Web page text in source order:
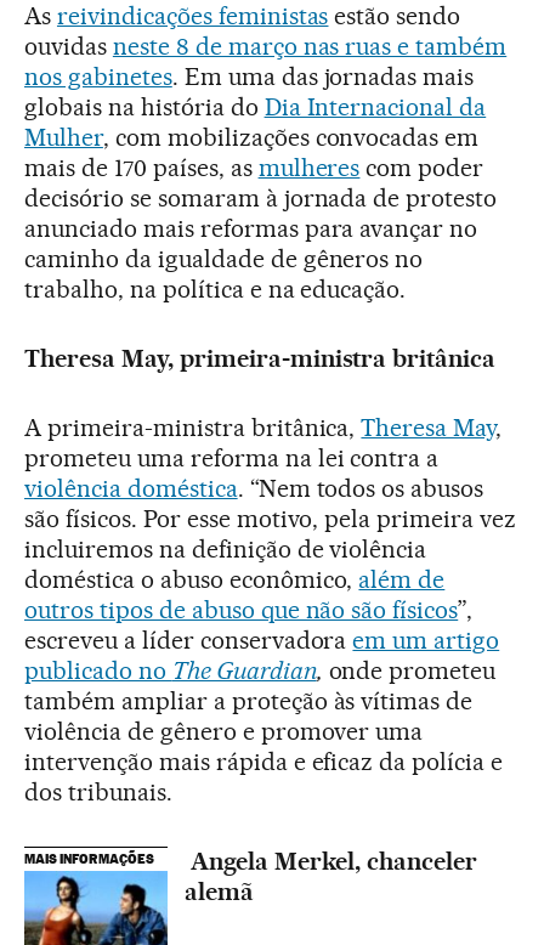
As reivindicações feministas estão sendo
ouvidas neste 8 de março nas ruas e também
nos gabinetes. Em uma das jornadas mais
globais na história do Dia Internacional da
Mulher, com mobilizações convocadas em
mais de 170 países, as mulheres com poder
decisório se somaram à jornada de protesto
anunciado mais reformas para avançar no
caminho da igualdade de gêneros no
trabalho, na política e na educação.
Theresa May, primeira-ministra britânica
A primeira-ministra britânica,Theresa May,
prometeu uma reforma na lei contra a
violência doméstica. “Nem todos os abusos
são físicos. Por esse motivo, pela primeira vez
incluiremos na definição de violência
doméstica o abuso econômico, além de
outros tipos de abuso que não são físicos”,
escreveu a líder conservadoraem um artigo
publicado no The Guardian, onde prometeu
também ampliar a proteção às vítimas de
violência de gênero e promover uma
intervenção mais rápida e eficaz da polícia e
dos tribunais.
MAIS INFORMAÇÕES
Angela Merkel, chanceler
alemã